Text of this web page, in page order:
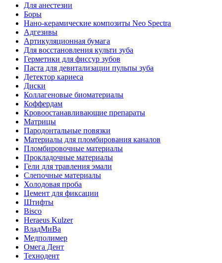
Для анестезии
Боры
Нано-керамические композиты Neo Spectra
Адгезивы
Артикуляционная бумага
Для восстановления культи зуба
Герметики для фиссур зубов
Паста для девитализации пульпы зуба
Детектор кариеса
Диски
Коллагеновые биоматериалы
Коффердам
Кровоостанавливающие препараты
Матрицы
Пародонтальные повязки
Материалы для пломбирования каналов
Пломбировочные материалы
Прокладочные материалы
Гели для травления эмали
Слепочные материалы
Холодовая проба
Цемент для фиксации
Штифты
Bisco
Heraeus Kulzer
ВладМиВа
Медполимер
Омега Дент
Технодент